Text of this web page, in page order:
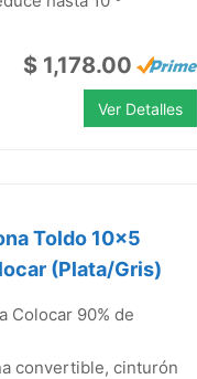
$ 1,178.00
Ver Detalles
Toldo 10x5
(Plata/Gris)
Colocar 90% de
convertible, cinturón